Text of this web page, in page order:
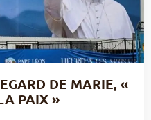
DE MARIE, «
PAIX »